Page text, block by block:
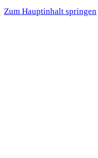
Zum Hauptinhalt springen